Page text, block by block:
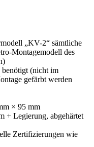
„KV-2“ sämtliche
Montagemodell des
(nicht im
gefärbt werden
× 95 mm
+ Legierung, abgehärtet
Zertifizierungen wie